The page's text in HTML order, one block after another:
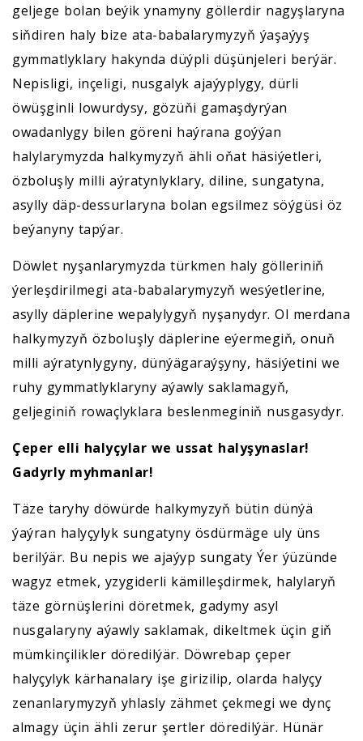
geljege bolan beýik ynamyny göllerdir nagyşlaryna
siňdiren haly bize ata-babalarymyzyň ýaşaýyş
gymmatlyklary hakynda düýpli düşünjeleri berýär.
Nepisligi, inçeligi, nusgalyk ajaýyplygy, dürli
öwüşginli lowurdysy, gözüňi gamaşdyrýan
owadanlygy bilen göreni haýrana goýýan
halylarymyzda halkymyzyň ähli oňat häsiýetleri,
özboluşly milli aýratynlyklary, diline, sungatyna,
asylly däp-dessurlaryna bolan egsilmez söýgüsi öz
beýanyny tapýar.
Döwlet nyşanlarymyzda türkmen haly gölleriniň
ýerleşdirilmegi ata-babalarymyzyň wesýetlerine,
asylly däplerine wepalylygyň nyşanydyr. Ol merdana
halkymyzyň özboluşly däplerine eýermegiň, onuň
milli aýratynlygyny, dünýägaraýşyny, häsiýetini we
ruhy gymmatlyklaryny aýawly saklamagyň,
geljeginiň rowaçlyklara beslenmeginiň nusgasydyr.
Çeper elli halyçylar we ussat halyşynaslar!
Gadyrly myhmanlar!
Täze taryhy döwürde halkymyzyň bütin dünýä
ýaýran halyçylyk sungatyny ösdürmäge uly üns
berilýär. Bu nepis we ajaýyp sungaty Ýer ýüzünde
wagyz etmek, yzygiderli kämilleşdirmek, halylaryň
täze görnüşlerini döretmek, gadymy asyl
nusgalaryny aýawly saklamak, dikeltmek üçin giň
mümkinçilikler döredilýär. Döwrebap çeper
halyçylyk kärhanalary işe girizilip, olarda halyçy
zenanlarymyzyň yhlasly zähmet çekmegi we dynç
almagy üçin ähli zerur şertler döredilýär. Hünär